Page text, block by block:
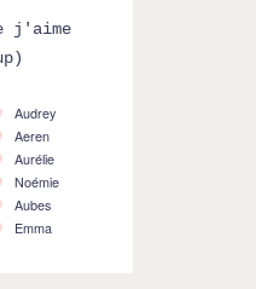
j'aime
Audrey
Aeren
Aurélie
Noémie
Aubes
Emma